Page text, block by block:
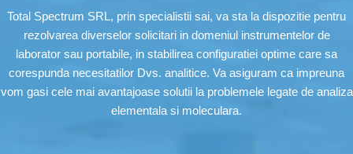
Total Spectrum SRL, prin specialistii sai, va sta la dispozitie pentru
rezolvarea diverselor solicitari in domeniul instrumentelor de
laborator sau portabile, in stabilirea configuratiei optime care sa
corespunda necesitatilor Dvs. analitice. Va asiguram ca impreuna
vom gasi cele mai avantajoase solutii la problemele legate de analiza
elementala si moleculara.